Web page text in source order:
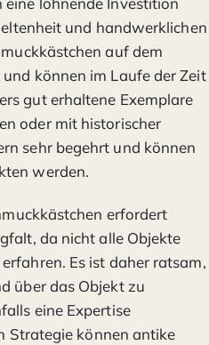
und handwerklichen
auf dem
können im Laufe der Zeit
gut erhaltene Exemplare
oder mit historischer
sehr begehrt und können
werden.
erfordert
da nicht alle Objekte
Es ist daher ratsam,
über das Objekt zu
eine Expertise
Strategie können antike